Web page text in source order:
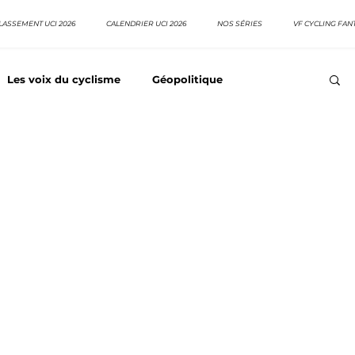
UCI 2026 CALENDRIER UCI 2026 NOS SÉRIES VF CYCLING
Les voix du cyclisme Géopolitique